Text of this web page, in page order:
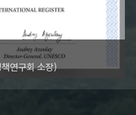
연구회 소장)